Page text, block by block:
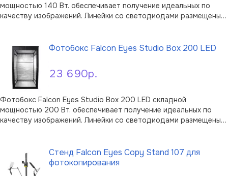
мощностью 140 Вт. обеспечивает получение идеальных по
качеству изображений. Линейки со светодиодами размещены
быстросъемные рассеивающие экраны …
23 690р.
Фотобокс Falcon Eyes Studio Box 200 LED
Фотобокс Falcon Eyes Studio Box 200 LED складной
мощностью 200 Вт. обеспечивает получение идеальных по
качеству изображений. Линейки со светодиодами размещены
быстросъемные рассеивающие экраны и ст …
Стенд Falcon Eyes Copy Stand 107 для
фотокопирования